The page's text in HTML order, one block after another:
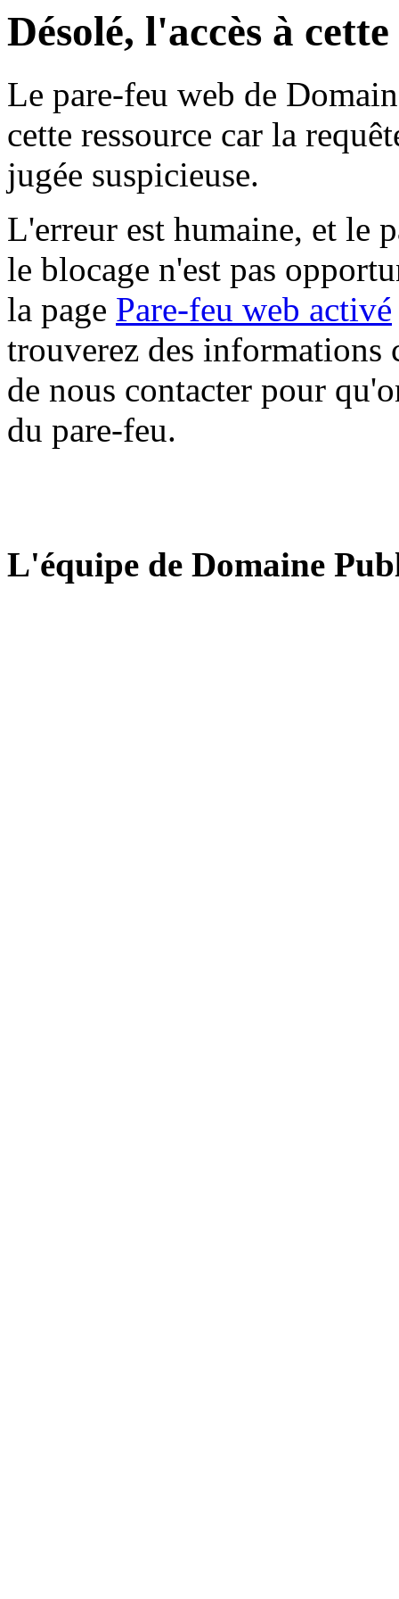
Désolé, l'accès à
Le pare-feu web de
cette ressource car la
jugée suspicieuse.
L'erreur est humaine, et le
le blocage n'est pas
la page Pare-feu web activé
trouverez des informations
de nous contacter pour
du pare-feu.
L'équipe de Domaine